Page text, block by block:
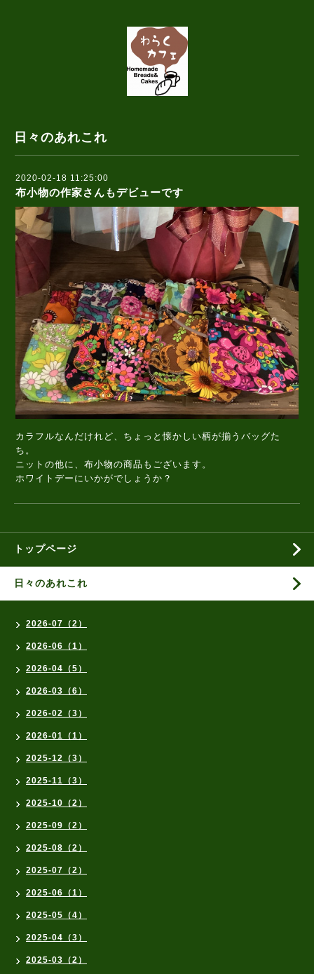
日々のあれこれ
2020-02-18 11:25:00
布小物の作家さんもデビューです
カラフルなんだけれど、ちょっと懐かしい柄が揃うバッグた
ち。
ニットの他に、布小物の商品もございます。
ホワイトデーにいかがでしょうか？
トップページ
日々のあれこれ
2026-07（2）
2026-06（1）
2026-04（5）
2026-03（6）
2026-02（3）
2026-01（1）
2025-12（3）
2025-11（3）
2025-10（2）
2025-09（2）
2025-08（2）
2025-07（2）
2025-06（1）
2025-05（4）
2025-04（3）
2025-03（2）